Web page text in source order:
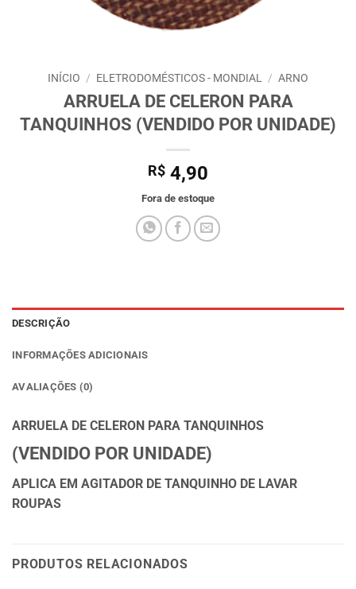
INÍCIO / ELETRODOMÉSTICOS - MONDIAL / ARNO
ARRUELA DE CELERON PARA
TANQUINHOS (VENDIDO POR UNIDADE)
R$ 4,90
Fora de estoque
DESCRIÇÃO
INFORMAÇÕES ADICIONAIS
AVALIAÇÕES (0)
ARRUELA DE CELERON PARA TANQUINHOS
(VENDIDO POR UNIDADE)
APLICA EM AGITADOR DE TANQUINHO DE LAVAR
ROUPAS
PRODUTOS RELACIONADOS